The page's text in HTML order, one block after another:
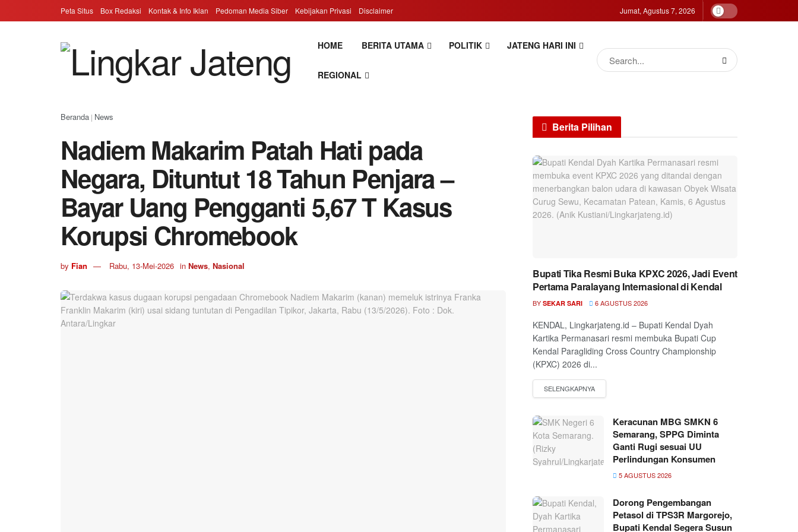
Peta Situs Box Redaksi Kontak & Info Iklan Pedoman Media Siber Kebijakan Privasi Disclaimer Jumat, Agustus 7, 2026
HOME BERITA UTAMA POLITIK JATENG HARI INI
REGIONAL
Beranda | News
Nadiem Makarim Patah Hati pada
Negara, Dituntut 18 Tahun Penjara –
Bayar Uang Pengganti 5,67 T Kasus
Korupsi Chromebook
by Fian Rabu, 13-Mei-2026 in News, Nasional
Berita Pilihan
Bupati Tika Resmi Buka KPXC 2026, Jadi Event
Pertama Paralayang Internasional di Kendal
BY SEKAR SARI 6 AGUSTUS 2026
KENDAL, Lingkarjateng.id – Bupati Kendal Dyah
Kartika Permanasari resmi membuka Bupati Cup
Kendal Paragliding Cross Country Championship
(KPXC) 2026 di...
Keracunan MBG SMKN 6
Semarang, SPPG Diminta
Ganti Rugi sesuai UU
Perlindungan Konsumen
5 AGUSTUS 2026
Dorong Pengembangan
Petasol di TPS3R Margorejo,
Bupati Kendal Segera Susun